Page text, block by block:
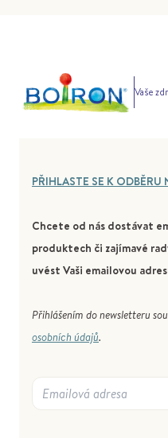
Vaše
PŘIHLASTE SE K
Chcete od nás dostávat
produktech či zajímavé
uvést Vaši emailovou
Přihlášením do newsletteru
osobních údajů.